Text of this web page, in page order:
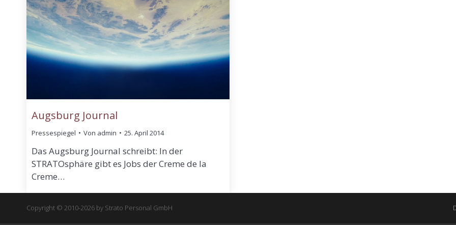
Augsburg Journal
Pressespiegel Von admin 25. April 2014
Das Augsburg Journal schreibt: In der
STRATOsphäre gibt es Jobs der Creme de la
Creme…
Copyright © 2010-2026 by Strato Personal GmbH